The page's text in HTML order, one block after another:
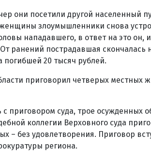
они посетили другой населенный
злоумышленники снова
нападавшего, в ответ на это он,
ранений пострадавшая скончалась
20 тысяч рублей.
приговорил четверых
с приговором суда, трое осужденных
коллегии Верховного суда
– без удовлетворения. Приговор
региона.